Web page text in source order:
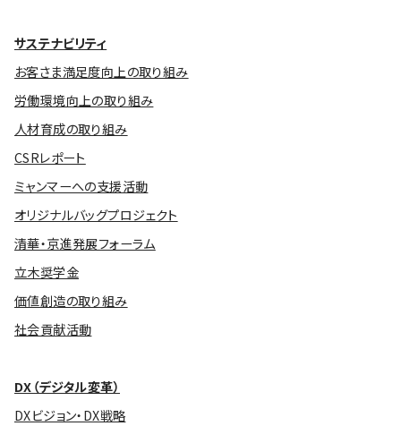
サステナビリティ
お客さま満足度向上の取り組み
労働環境向上の取り組み
人材育成の取り組み
CSRレポート
ミャンマーへの支援活動
オリジナルバッグプロジェクト
清華・京進発展フォーラム
立木奨学金
価値創造の取り組み
社会貢献活動
DX（デジタル変革）
DXビジョン・DX戦略